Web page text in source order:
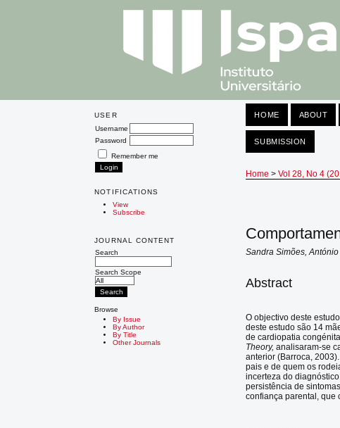
USER
Username
Password
Remember me
NOTIFICATIONS
View
Subscribe
JOURNAL CONTENT
Search
Search Scope
Browse
By Issue
By Author
By Title
Other Journals
HOME ABOUT
SUBMISSION
Home >Vol 28, No 4
Sandra Simões,
Abstract
O objectivo deste
deste estudo são 14
de cardiopatia
Theory, analisaram-se
anterior (Barroca,
pais e de quem os
incerteza do
persistência de
confiança parental, que